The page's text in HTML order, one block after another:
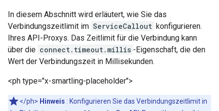
In diesem Abschnitt wird erläutert, wie Sie das
Verbindungszeitlimit im ServiceCallout konfigurieren.
Ihres API-Proxys. Das Zeitlimit für die Verbindung kann
über die connect.timeout.millis -Eigenschaft, die den
Wert der Verbindungszeit in Millisekunden.
<ph type="x-smartling-placeholder">
</ph> Hinweis : Konfigurieren Sie das Verbindungszeitlimit in